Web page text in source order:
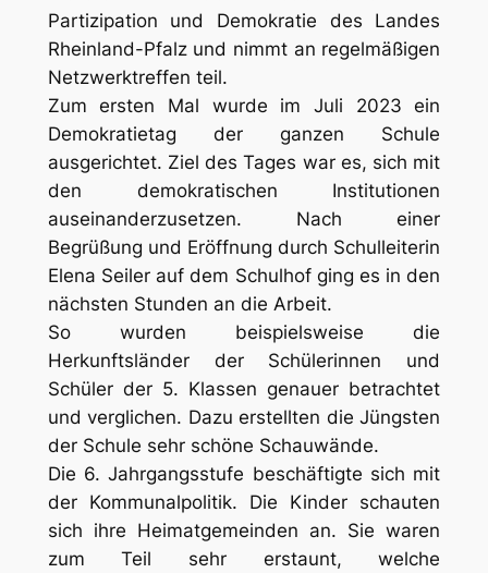
Partizipation und Demokratie des Landes
Rheinland-Pfalz und nimmt an regelmäßigen
Netzwerktreffen teil.
Zum ersten Mal wurde im Juli 2023 ein
Demokratietag der ganzen Schule
ausgerichtet. Ziel des Tages war es, sich mit
den demokratischen Institutionen
auseinanderzusetzen. Nach einer
Begrüßung und Eröffnung durch Schulleiterin
Elena Seiler auf dem Schulhof ging es in den
nächsten Stunden an die Arbeit.
So wurden beispielsweise die
Herkunftsländer der Schülerinnen und
Schüler der 5. Klassen genauer betrachtet
und verglichen. Dazu erstellten die Jüngsten
der Schule sehr schöne Schauwände.
Die 6. Jahrgangsstufe beschäftigte sich mit
der Kommunalpolitik. Die Kinder schauten
sich ihre Heimatgemeinden an. Sie waren
zum Teil sehr erstaunt, welche